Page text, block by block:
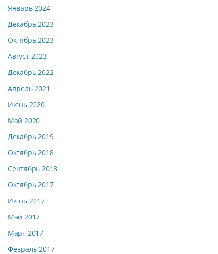
Январь 2024
Декабрь 2023
Октябрь 2023
Август 2023
Декабрь 2022
Апрель 2021
Июнь 2020
Май 2020
Декабрь 2019
Октябрь 2018
Сентябрь 2018
Октябрь 2017
Июнь 2017
Май 2017
Март 2017
Февраль 2017